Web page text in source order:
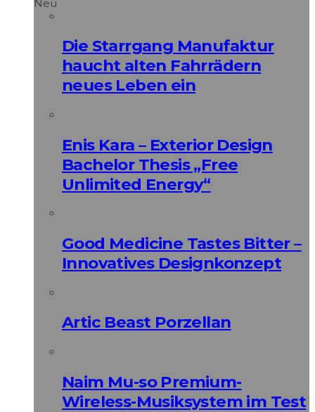
Neu
Die Starrgang Manufaktur
haucht alten Fahrrädern
neues Leben ein
Enis Kara – Exterior Design
Bachelor Thesis „Free
Unlimited Energy“
Good Medicine Tastes Bitter –
Innovatives Designkonzept
Artic Beast Porzellan
Naim Mu-so Premium-
Wireless-Musiksystem im Test